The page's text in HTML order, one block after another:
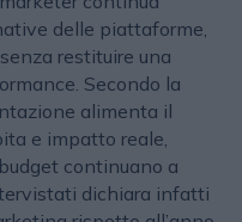
delle piattaforme,
restituire una
Secondo la
alimenta il
e impatto reale,
continuano a
dichiara infatti